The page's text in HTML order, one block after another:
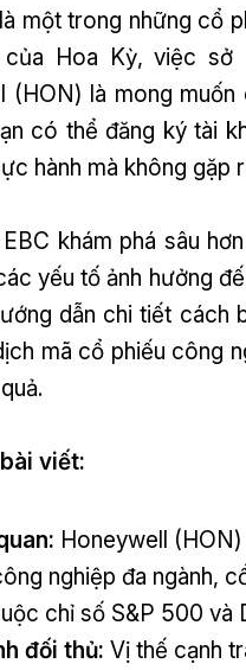
một trong những cổ
của Hoa Kỳ, việc sở
(HON) là mong muốn
có thể đăng ký tài
hành mà không gặp
khám phá sâu
yếu tố ảnh hưởng
dẫn chi tiết cách
mã cổ phiếu công
viết:
Honeywell
nghiệp đa ngành,
chỉ số S&P 500 và
đối thủ: Vị thế cạnh